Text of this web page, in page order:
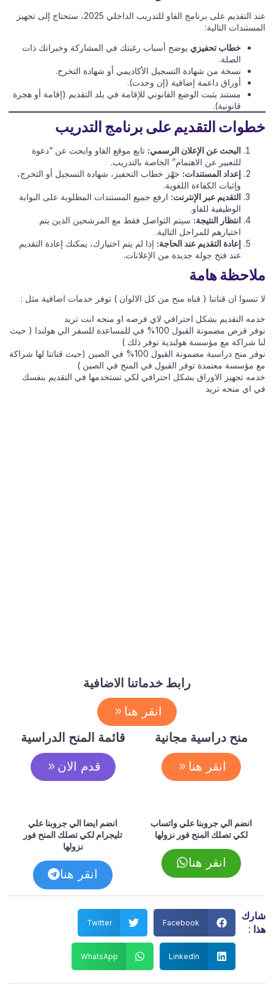
عند التقديم على برنامج الفاو للتدريب الداخلي 2025، ستحتاج إلى تجهيز
المستندات التالية:
خطاب تحفيزي يوضح أسباب رغبتك في المشاركة وخبراتك ذات
الصلة.
نسخة من شهادة التسجيل الأكاديمي أو شهادة التخرج.
أوراق داعمة إضافية (إن وجدت).
مستند يثبت الوضع القانوني للإقامة في بلد التقديم (إقامة أو هجرة
قانونية).
خطوات التقديم على برنامج التدريب
البحث عن الإعلان الرسمي: تابع موقع الفاو وابحث عن “دعوة
للتعبير عن الاهتمام” الخاصة بالتدريب.
إعداد المستندات: جهّز خطاب التحفيز، شهادة التسجيل أو التخرج،
وإثبات الكفاءة اللغوية.
التقديم عبر الإنترنت: ارفع جميع المستندات المطلوبة على البوابة
الوظيفية للفاو.
انتظار النتيجة: سيتم التواصل فقط مع المرشحين الذين يتم
اختيارهم للمراحل التالية.
إعادة التقديم عند الحاجة: إذا لم يتم اختيارك، يمكنك إعادة التقديم
عند فتح جولة جديدة من الإعلانات.
ملاحظة هامة
لا تنسوا ان قناتنا ( قناه منح من كل الالوان ) توفر خدمات اضافية مثل :
خدمه التقديم بشكل احترافي لاي فرصه او منحه انت تريد
نوفر فرص مضمونة القبول 100% في للمساعدة للسفر الي هولندا ( حيث
لنا شراكة مع مؤسسة هولندية توفر ذلك )
نوفر منح دراسية مضمونة القبول 100% في الصين (حيث قناتنا لها شراكة
مع مؤسسة معتمدة توفر القبول في المنح في الصين )
خدمه تجهيز الاوراق بشكل احترافي لكي تستخدمها في التقديم بنفسك
في اي منحه تريد
رابط خدماتنا الاضافية
انقر هنا
منح دراسية مجانية
انقر هنا
قائمة المنح الدراسية
قدم الان
انضم الي جروبنا علي واتساب
لكي تصلك المنح فور نزولها
انقر هنا
انضم ايضا الي جروبنا علي
تليجرام لكي تصلك المنح فور
نزولها
انقر هنا
شارك
هذا :
Facebook
Twitter
LinkedIn
WhatsApp